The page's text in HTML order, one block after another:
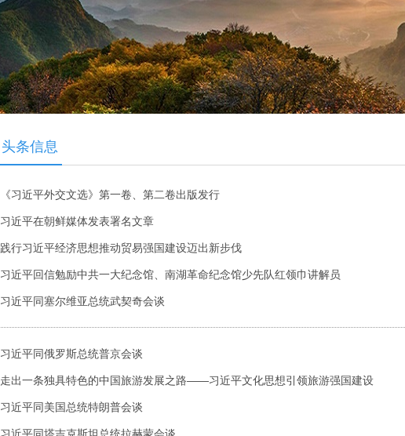
头条信息
《习近平外交文选》第一卷、第二卷出版发行
习近平在朝鲜媒体发表署名文章
践行习近平经济思想推动贸易强国建设迈出新步伐
习近平回信勉励中共一大纪念馆、南湖革命纪念馆少先队红领巾讲解员
习近平同塞尔维亚总统武契奇会谈
习近平同俄罗斯总统普京会谈
走出一条独具特色的中国旅游发展之路——习近平文化思想引领旅游强国建设
习近平同美国总统特朗普会谈